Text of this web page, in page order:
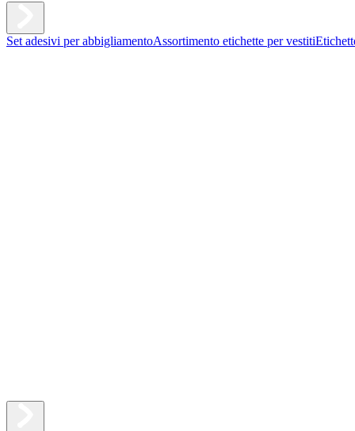
Set adesivi per abbigliamentoAssortimento etichette per vestiti